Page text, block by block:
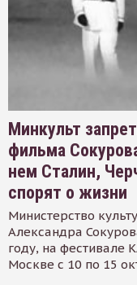
Минкульт
фильма
нем Сталин,
спорят о жизни
Министерство
Александра
году, на фестивале
Москве с 10 по 15